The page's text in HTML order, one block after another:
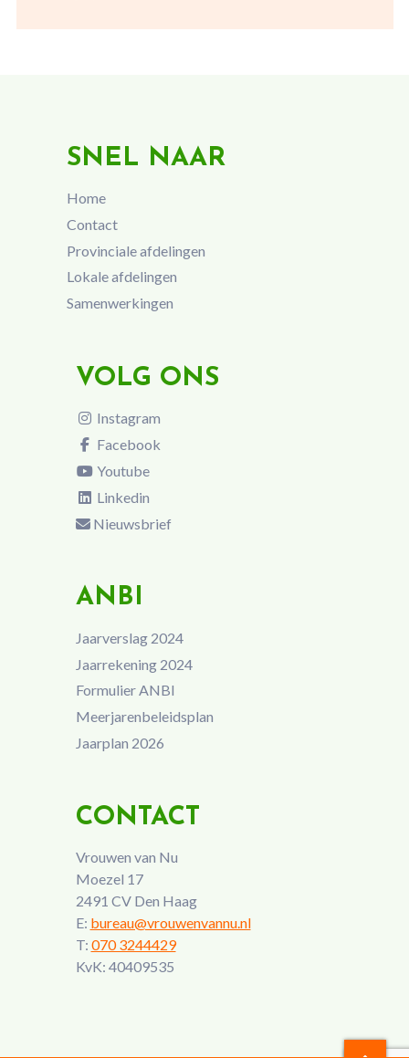
SNEL NAAR
Home
Contact
Provinciale afdelingen
Lokale afdelingen
Samenwerkingen
VOLG ONS
Instagram
Facebook
Youtube
Linkedin
Nieuwsbrief
ANBI
Jaarverslag 2024
Jaarrekening 2024
Formulier ANBI
Meerjarenbeleidsplan
Jaarplan 2026
CONTACT
Vrouwen van Nu
Moezel 17
2491 CV Den Haag
E: bureau@vrouwenvannu.nl
T: 070 3244429
KvK: 40409535